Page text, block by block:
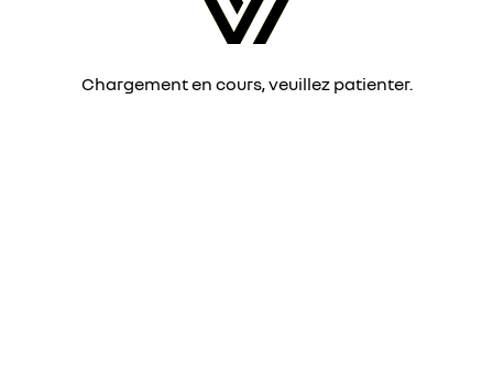
Chargement en cours, veuillez patienter.